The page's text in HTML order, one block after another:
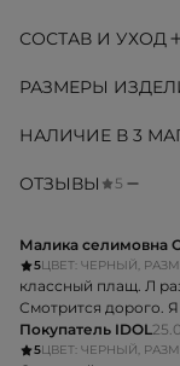
СОСТАВ И УХОД
РАЗМЕРЫ
НАЛИЧИЕ В 3
ОТЗЫВЫ 5
Малика селимовна
5ЦВЕТ: ЧЕРНЫЙ,
классный плащ. Л
Смотрится дорого. Я
Покупатель IDOL
5ЦВЕТ: ЧЕРНЫЙ,